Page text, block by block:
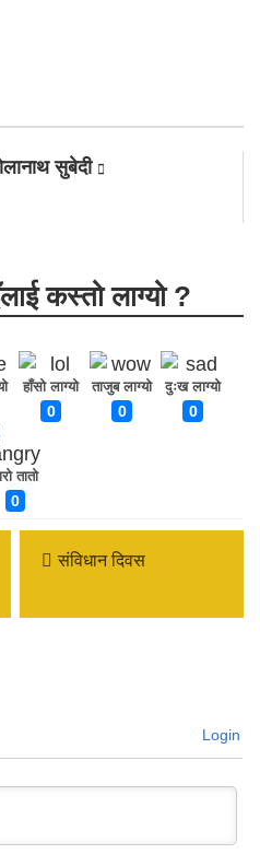
सुबेदी
कस्तो लाग्यो ?
हाँसो लाग्यो
0
ताजुब लाग्यो
0
दुःख लाग्यो
0
तातो
0
संविधान दिवस
Login